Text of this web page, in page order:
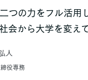
つの力をフル活用
会から大学を変え
人
役専務